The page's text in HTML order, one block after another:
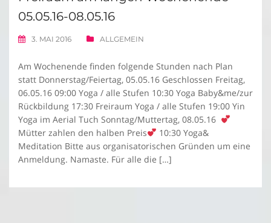
05.05.16-08.05.16
3. MAI 2016 ALLGEMEIN
Am Wochenende finden folgende Stunden nach Plan
statt Donnerstag/Feiertag, 05.05.16 Geschlossen Freitag,
06.05.16 09:00 Yoga / alle Stufen 10:30 Yoga Baby&me/zur
Rückbildung 17:30 Freiraum Yoga / alle Stufen 19:00 Yin
Yoga im Aerial Tuch Sonntag/Muttertag, 08.05.16
Mütter zahlen den halben Preis
10:30 Yoga&
Meditation Bitte aus organisatorischen Gründen um eine
Anmeldung. Namaste. Für alle die […]